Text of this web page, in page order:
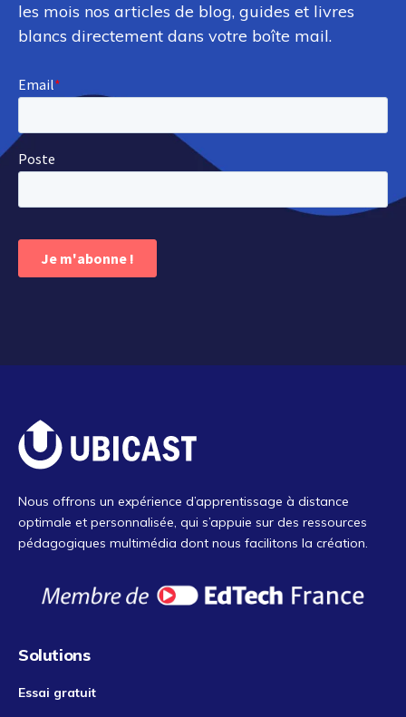
les mois nos articles de blog, guides et livres
blancs directement dans votre boîte mail.
Nous offrons un expérience d’apprentissage à distance
optimale et personnalisée, qui s’appuie sur des ressources
pédagogiques multimédia dont nous facilitons la création.
Solutions
Essai gratuit